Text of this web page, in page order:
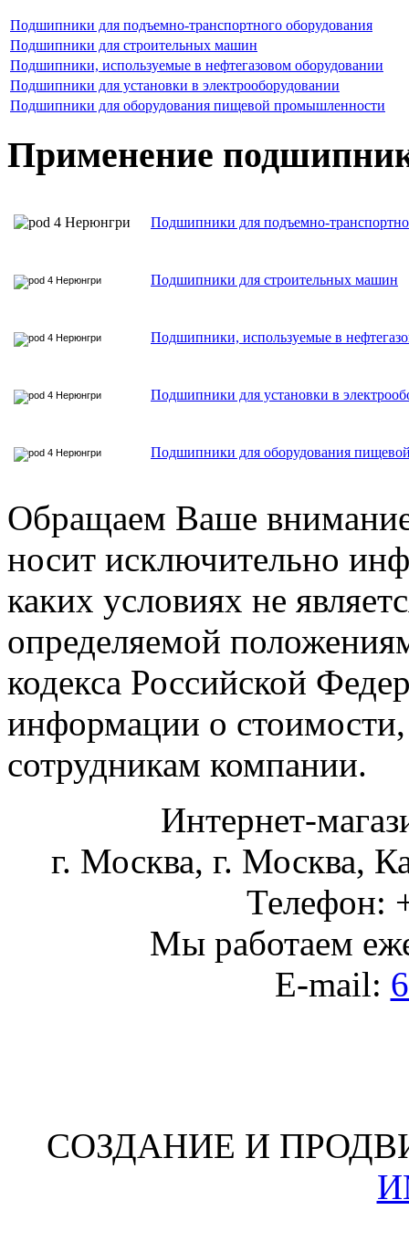
Подшипники для подъемно-транспортного оборудования
Подшипники для строительных машин
Подшипники, используемые в нефтегазовом оборудовании
Подшипники для установки в электрооборудовании
Подшипники для оборудования пищевой промышленности
Применение
Подшипники для подъемно-
Подшипники для строительных машин
Подшипники, используемые в
Подшипники для установки в
Подшипники для оборудования
Обращаем Ваше
носит исключительно
каких условиях не
определяемой
кодекса Российской
информации о
сотрудникам компании.
Интернет-
г. Москва, г. Москва,
Телефон:
Мы работаем
E-mail:
СОЗДАНИЕ И